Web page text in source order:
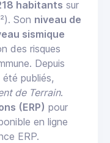
habitants sur
Son niveau de
sismique
des risques
Depuis
publiés,
de Terrain.
(ERP) pour
en ligne
ERP.